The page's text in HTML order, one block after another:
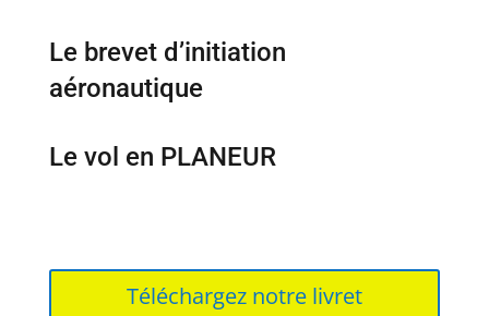
Le brevet d’initiation
aéronautique
Le vol en PLANEUR
Téléchargez notre livret